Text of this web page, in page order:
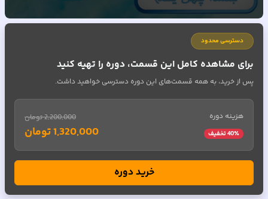
دسترسی محدود
برای مشاهده کامل این قسمت، دوره را تهیه کنید
پس از خرید، به همه قسمت‌های این دوره دسترسی خواهید داشت.
هزینه دوره
40٪ تخفیف
2,200,000 تومان
1,320,000 تومان
خرید دوره